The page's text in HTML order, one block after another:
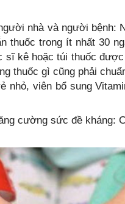
nhà và người bệnh:
thuốc trong ít nhất 30
sĩ kê hoặc túi thuốc
thuốc gì cũng phải
nhỏ, viên bổ sung
cường sức đề kháng: